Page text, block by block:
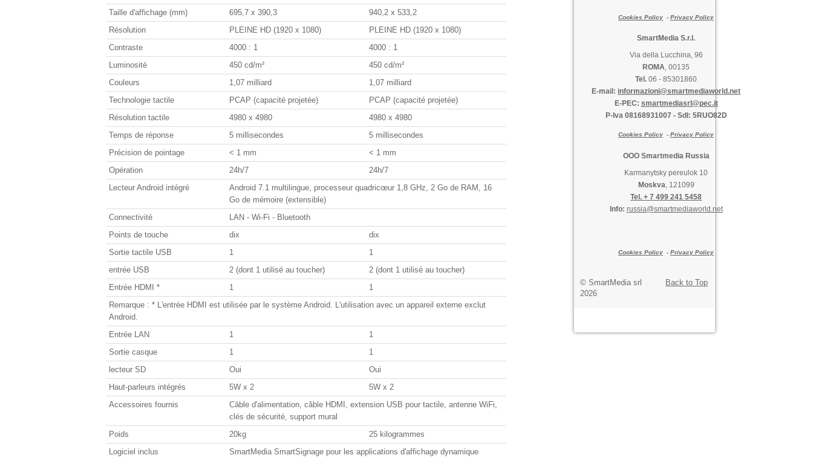
Taille d'affichage (mm)
695,7 x 390,3
940,2 x 533,2
Résolution
PLEINE HD (1920 x 1080)
PLEINE HD (1920 x 1080)
Contraste
4000 : 1
4000 : 1
Luminosité
450 cd/m²
450 cd/m²
Couleurs
1,07 milliard
1,07 milliard
Technologie tactile
PCAP (capacité projetée)
PCAP (capacité projetée)
Résolution tactile
4980 x 4980
4980 x 4980
Temps de réponse
5 millisecondes
5 millisecondes
Précision de pointage
< 1 mm
< 1 mm
Opération
24h/7
24h/7
Lecteur Android intégré
Android 7.1 multilingue, processeur quadricœur 1,8 GHz, 2 Go de RAM, 16
Go de mémoire (extensible)
Connectivité
LAN - Wi-Fi - Bluetooth
Points de touche
dix
dix
Sortie tactile USB
1
1
entrée USB
2 (dont 1 utilisé au toucher)
2 (dont 1 utilisé au toucher)
Entrée HDMI *
1
1
Remarque : * L'entrée HDMI est utilisée par le système Android. L'utilisation avec un appareil externe exclut
Android.
Entrée LAN
1
1
Sortie casque
1
1
lecteur SD
Oui
Oui
Haut-parleurs intégrés
5W x 2
5W x 2
Accessoires fournis
Câble d'alimentation, câble HDMI, extension USB pour tactile, antenne WiFi,
clés de sécurité, support mural
Poids
20kg
25 kilogrammes
Logiciel inclus
SmartMedia SmartSignage pour les applications d'affichage dynamique
Cookies Policy -Privacy Policy
SmartMedia S.r.l.
Via della Lucchina, 96
ROMA, 00135
Tel. 06 - 85301860
E-mail: informazioni@smartmediaworld.net
E-PEC: smartmediasrl@pec.it
P-Iva 08168931007 - SdI: 5RUO82D
Cookies Policy -Privacy Policy
OOO Smartmedia Russia
Karmanytsky pereulok 10
Moskva , 121099
Tel. + 7 499 241 5458
Info: russia@smartmediaworld.net
Cookies Policy -Privacy Policy
Back to Top
© SmartMedia srl
2026